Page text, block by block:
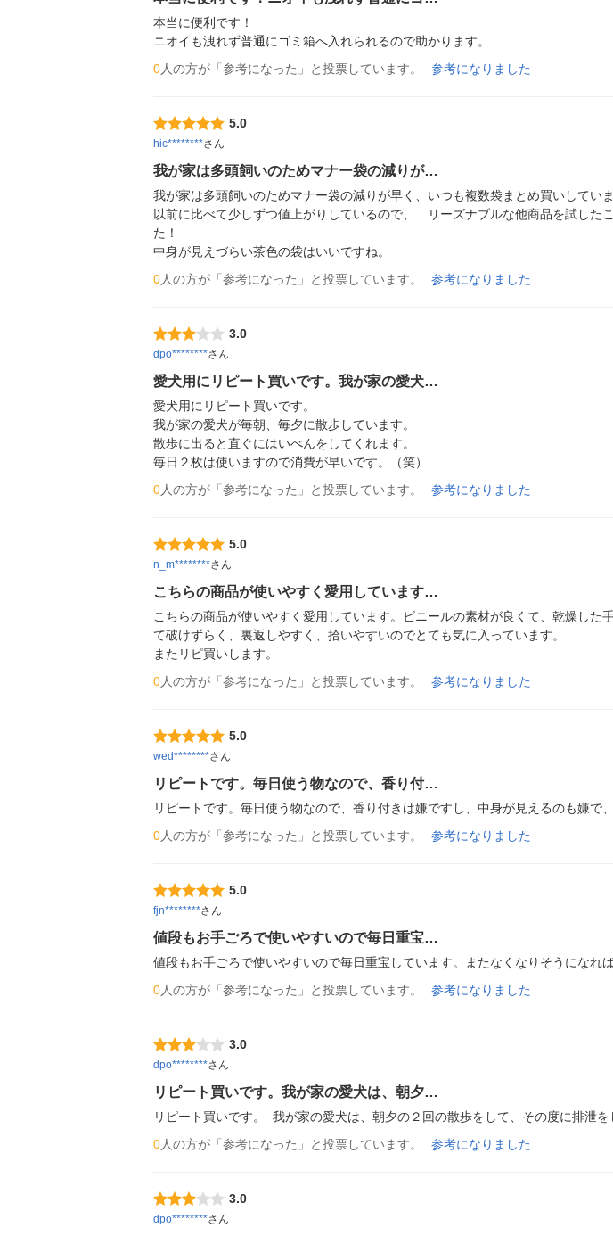
本当に便利です！
0人の方が「参考になった」と投票しています。 参考になりました
5.0
hic********さん
我が家は多頭飼いのためマナー袋の減りが…
我が家は多頭飼いのためマナー袋の減りが早く、いつも複数袋まとめ買いしていま
以前に比べて少しずつ値上がりしているので、　リーズナブルな他商品を試し
た！
中身が見えづらい茶色の袋はいいですね。
0人の方が「参考になった」と投票しています。 参考になりました
3.0
dpo********さん
愛犬用にリピート買いです。我が家の愛犬…
愛犬用にリピート買いです。
我が家の愛犬が毎朝、毎夕に散歩しています。
散歩に出ると直ぐにはいべんをしてくれます。
毎日２枚は使いますので消費が早いです。（笑）
0人の方が「参考になった」と投票しています。 参考になりました
5.0
n_m********さん
こちらの商品が使いやすく愛用しています…
こちらの商品が使いやすく愛用しています。ビニールの素材が良くて、乾燥し
て破けずらく、裏返しやすく、拾いやすいのでとても気に入っています。
またリピ買いします。
0人の方が「参考になった」と投票しています。 参考になりました
5.0
wed********さん
リピートです。毎日使う物なので、香り付…
リピートです。毎日使う物なので、香り付きは嫌ですし、中身が見えるのも嫌で
0人の方が「参考になった」と投票しています。 参考になりました
5.0
fjn********さん
値段もお手ごろで使いやすいので毎日重宝…
値段もお手ごろで使いやすいので毎日重宝しています。またなくなりそうになれ
0人の方が「参考になった」と投票しています。 参考になりました
3.0
dpo********さん
リピート買いです。我が家の愛犬は、朝夕…
リピート買いです。  我が家の愛犬は、朝夕の２回の散歩をして、その度に排泄
0人の方が「参考になった」と投票しています。 参考になりました
3.0
dpo********さん